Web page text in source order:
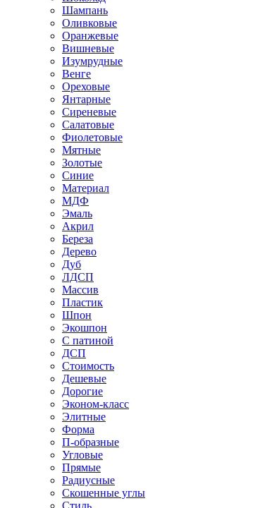
Шампань
Оливковые
Оранжевые
Вишневые
Изумрудные
Венге
Ореховые
Янтарные
Сиреневые
Салатовые
Фиолетовые
Мятные
Золотые
Синие
Материал
МДФ
Эмаль
Акрил
Береза
Дерево
Дуб
ЛДСП
Массив
Пластик
Шпон
Экошпон
С патиной
ДСП
Стоимость
Дешевые
Дорогие
Эконом-класс
Элитные
Форма
П-образные
Угловые
Прямые
Радиусные
Скошенные углы
Стиль